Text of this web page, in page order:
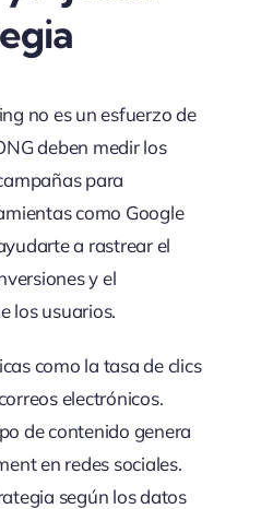
no es un esfuerzo de
deben medir los
para
como Google
a rastrear el
y el
los usuarios.
como la tasa de clics
electrónicos.
de contenido genera
en redes sociales.
según los datos